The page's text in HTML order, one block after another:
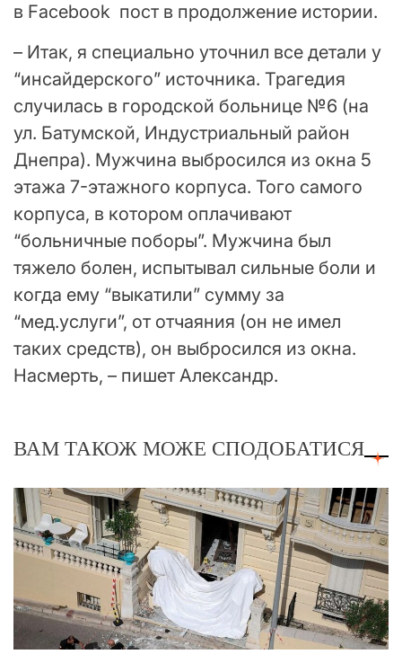
в Facebook пост в продолжение истории.
– Итак, я специально уточнил все детали у
“инсайдерского” источника. Трагедия
случилась в городской больнице №6 (на
ул. Батумской, Индустриальный район
Днепра). Мужчина выбросился из окна 5
этажа 7-этажного корпуса. Того самого
корпуса, в котором оплачивают
“больничные поборы”. Мужчина был
тяжело болен, испытывал сильные боли и
когда ему “выкатили” сумму за
“мед.услуги”, от отчаяния (он не имел
таких средств), он выбросился из окна.
Насмерть, – пишет Александр.
ВАМ ТАКОЖ МОЖЕ СПОДОБАТИСЯ